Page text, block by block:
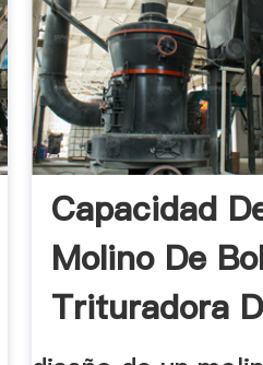
Capacidad
Molino De
Trituradora